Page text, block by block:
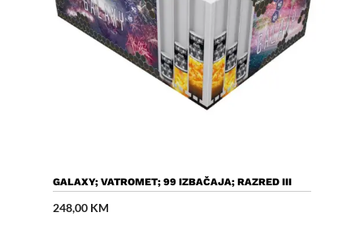
Dodaj U Košaricu
GALAXY; VATROMET; 99 IZBAČAJA; RAZRED III
248,00 KM